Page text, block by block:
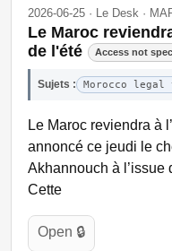
2026-06-25 · Le Desk ·
Le Maroc
de l'été
Access not
Sujets : Morocco legal
Le Maroc reviendra à
annoncé ce jeudi le
Akhannouch à l’issue
Cette
Open 🔒